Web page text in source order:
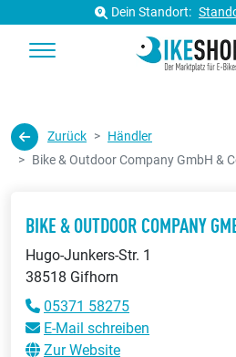
Dein Standort:
Zurück
Händler
Bike & Outdoor Company GmbH &
BIKE & OUTDOOR COMPANY
Hugo-Junkers-Str. 1
38518 Gifhorn
05371 58275
E-Mail schreiben
Zur Website